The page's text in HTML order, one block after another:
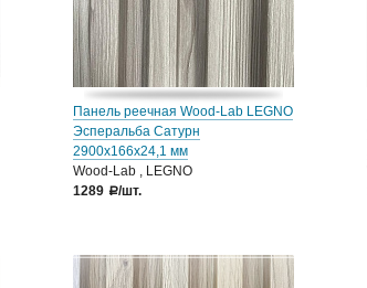
Панель реечная Wood-Lab LEGNO
Эсперальба Сатурн
2900х166х24,1 мм
Wood-Lab , LEGNO
1289
a/шт.